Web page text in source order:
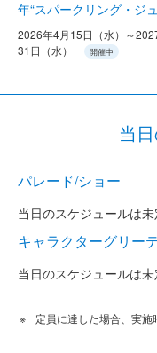
年“スパークリング・ジ
2026年4月15日（水）～
31日（水）
開催中
当
パレード/ショー
当日のスケジュールは未
キャラクターグリー
当日のスケジュールは未
定員に達した場合、実施